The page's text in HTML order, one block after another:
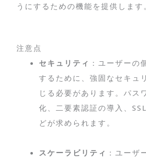
うにするための機能を提供します
注意点
セキュリティ ：ユーザーの
するために、強固なセキュ
じる必要があります。パス
化、二要素認証の導入、
どが求められます。
スケーラビリティ ：ユーザ